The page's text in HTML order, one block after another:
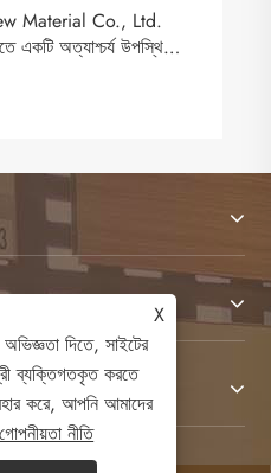
Material Co., Ltd.
একটি অত্যাশ্চর্য উপস্থিতি
X
দিতে, সাইটের
ব্যক্তিগতকৃত করতে
করে, আপনি আমাদের
গোপনীয়তা নীতি